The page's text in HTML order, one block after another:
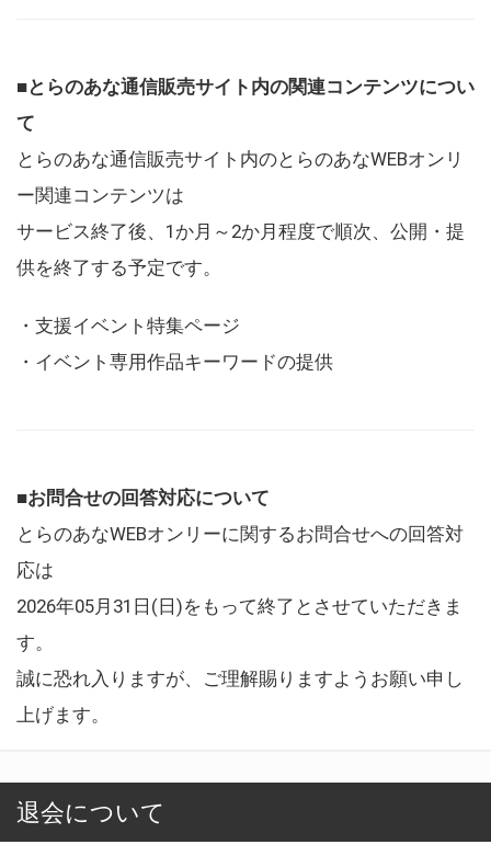
■とらのあな通信販売サイト内の関連コンテンツについ
て
とらのあな通信販売サイト内のとらのあなWEBオンリ
ー関連コンテンツは
サービス終了後、1か月～2か月程度で順次、公開・提
供を終了する予定です。
・支援イベント特集ページ
・イベント専用作品キーワードの提供
■お問合せの回答対応について
とらのあなWEBオンリーに関するお問合せへの回答対
応は
2026年05月31日(日)をもって終了とさせていただきま
す。
誠に恐れ入りますが、ご理解賜りますようお願い申し
上げます。
退会について